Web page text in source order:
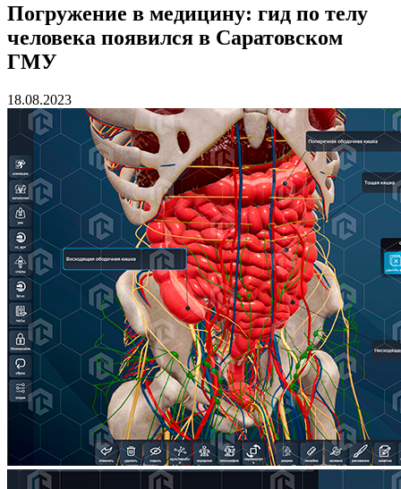
Погружение в медицину: гид по телу
человека появился в Саратовском
ГМУ
18.08.2023